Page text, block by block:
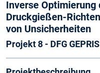
Inverse
Druckgießen-
von Unsicherheiten
Projekt 8 - DFG